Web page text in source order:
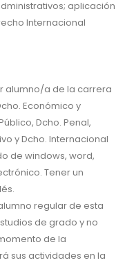
aplicación
Internacional
alumno/a de la carrera
Económico y
Dcho. Penal,
y Dcho. Internacional
de windows, word,
Tener un
regular de esta
de grado y no
de la
sus actividades en la